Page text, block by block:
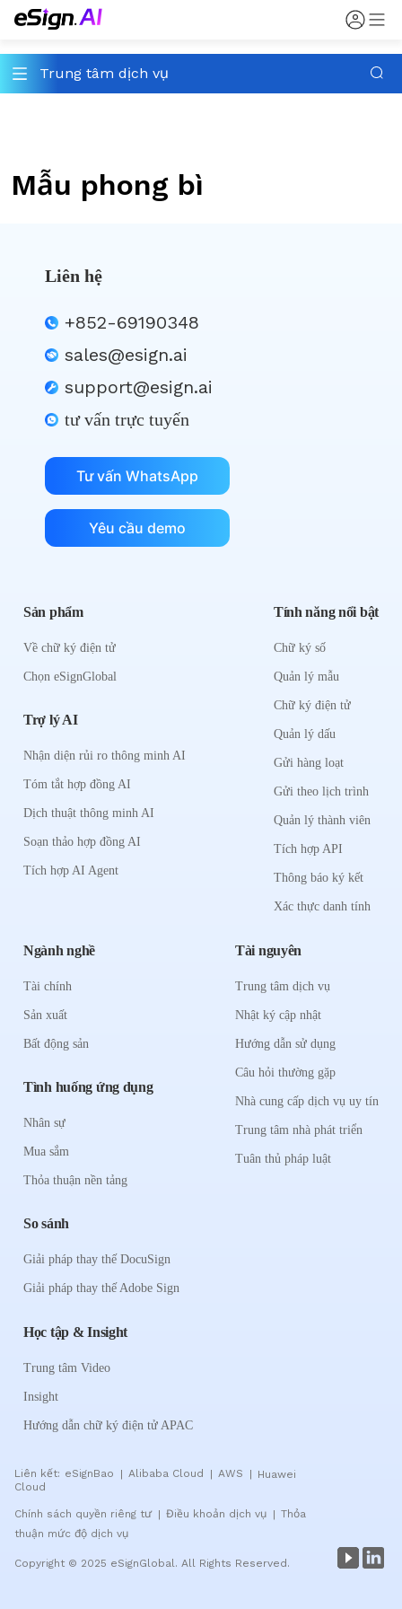
Trung tâm dịch vụ
Mẫu phong bì
Liên hệ
+852-69190348
sales@esign.ai
support@esign.ai
tư vấn trực tuyến
Tư vấn WhatsApp
Yêu cầu demo
Sản phẩm
Về chữ ký điện tử
Chọn eSignGlobal
Trợ lý AI
Nhận diện rủi ro thông minh AI
Tóm tắt hợp đồng AI
Dịch thuật thông minh AI
Soạn thảo hợp đồng AI
Tích hợp AI Agent
Tính năng nổi bật
Chữ ký số
Quản lý mẫu
Chữ ký điện tử
Quản lý dấu
Gửi hàng loạt
Gửi theo lịch trình
Quản lý thành viên
Tích hợp API
Thông báo ký kết
Xác thực danh tính
Ngành nghề
Tài chính
Sản xuất
Bất động sản
Tình huống ứng dụng
Nhân sự
Mua sắm
Thỏa thuận nền tảng
So sánh
Giải pháp thay thế DocuSign
Giải pháp thay thế Adobe Sign
Tài nguyên
Trung tâm dịch vụ
Nhật ký cập nhật
Hướng dẫn sử dụng
Câu hỏi thường gặp
Nhà cung cấp dịch vụ uy tín
Trung tâm nhà phát triển
Tuân thủ pháp luật
Học tập & Insight
Trung tâm Video
Insight
Hướng dẫn chữ ký điện tử APAC
Liên kết: eSignBao Alibaba Cloud AWS
Huawei
Cloud
Chính sách quyền riêng tư | Điều khoản dịch vụ | Thỏa
thuận mức độ dịch vụ
Copyright © 2025 eSignGlobal. All Rights Reserved.